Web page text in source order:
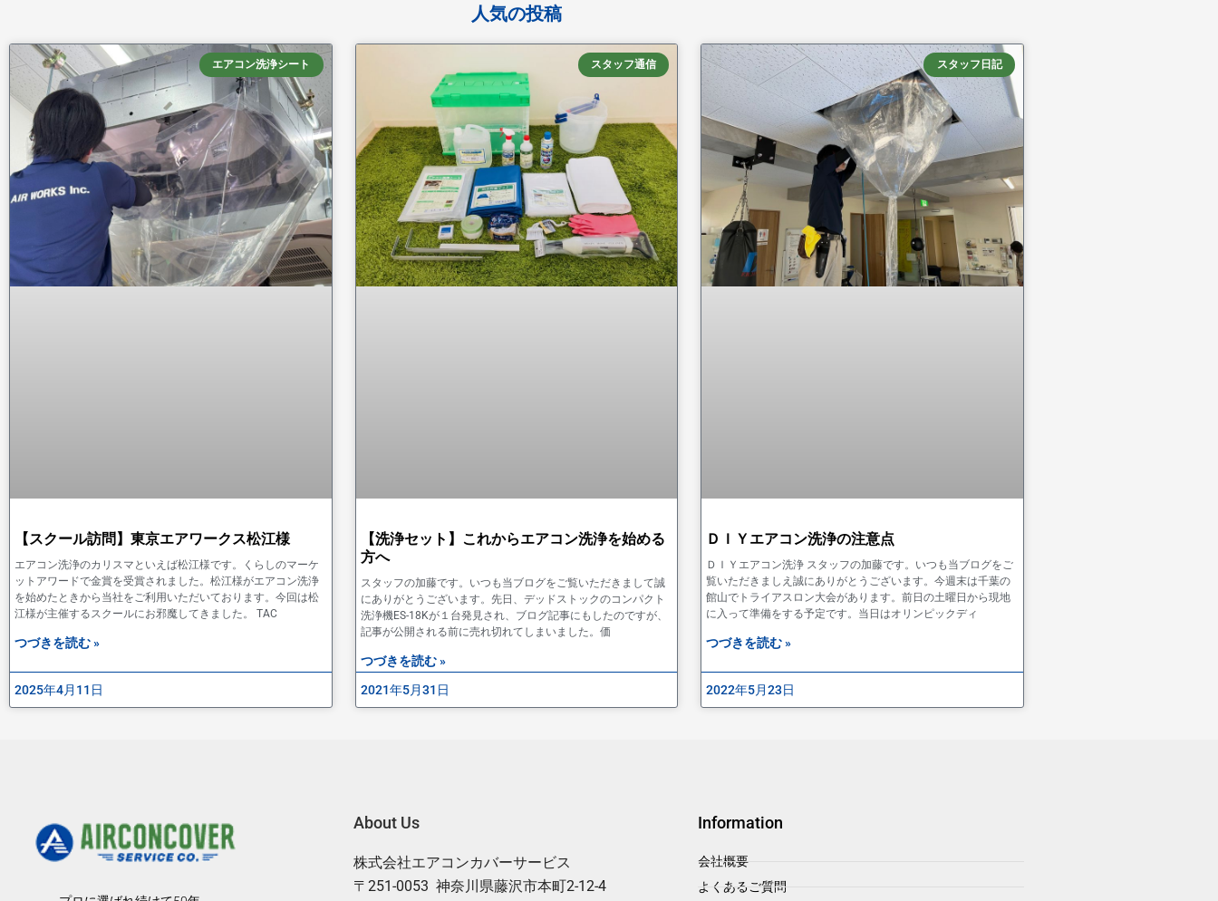
人気の投稿
エアコン洗浄シート
【スクール訪問】東京エアワークス松江様
エアコン洗浄のカリスマといえば松江様です。くらしのマーケ
ットアワードで金賞を受賞されました。松江様がエアコン洗浄
を始めたときから当社をご利用いただいております。今回は松
江様が主催するスクールにお邪魔してきました。 TAC
つづきを読む »
2025年4月11日
スタッフ通信
【洗浄セット】これからエアコン洗浄を始める
方へ
スタッフの加藤です。いつも当ブログをご覧いただきまして誠
にありがとうございます。先日、デッドストックのコンパクト
洗浄機ES-18Kが１台発見され、ブログ記事にもしたのですが、
記事が公開される前に売れ切れてしまいました。価
つづきを読む »
2021年5月31日
スタッフ日記
ＤＩＹエアコン洗浄の注意点
ＤＩＹエアコン洗浄 スタッフの加藤です。いつも当ブログをご
覧いただきましえ誠にありがとうございます。今週末は千葉の
館山でトライアスロン大会があります。前日の土曜日から現地
に入って準備をする予定です。当日はオリンピックディ
つづきを読む »
2022年5月23日
About Us
株式会社エアコンカバーサービス
〒251-0053 神奈川県藤沢市本町2-12-4
Information
会社概要
よくあるご質問